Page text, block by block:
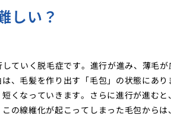
しい？
ていく脱毛症です。進行が進み、薄毛
、毛髪を作り出す「毛包」の状態にあ
くなっていきます。さらに進行が進む
の線維化が起こってしまった毛包から